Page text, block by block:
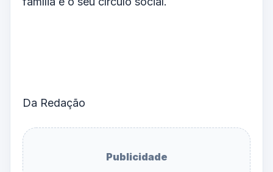
Da Redação
Publicidade